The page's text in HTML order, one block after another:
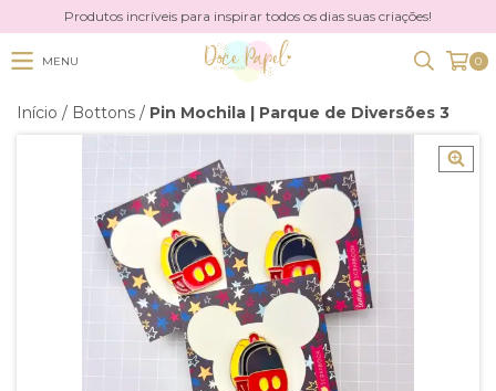
Produtos incríveis para inspirar todos os dias suas criações!
MENU 0
Início / Bottons / Pin Mochila | Parque de Diversões 3